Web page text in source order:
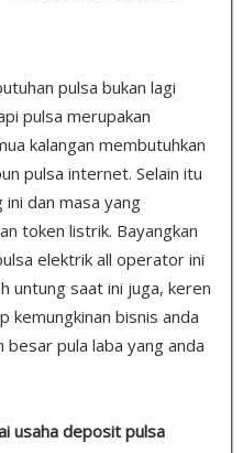
pulsa bukan lagi
pulsa merupakan
kalangan membutuhkan
pulsa internet. Selain itu
dan masa yang
token listrik. Bayangkan
elektrik all operator ini
untung saat ini juga, keren
kemungkinan bisnis anda
besar pula laba yang anda
usaha deposit pulsa